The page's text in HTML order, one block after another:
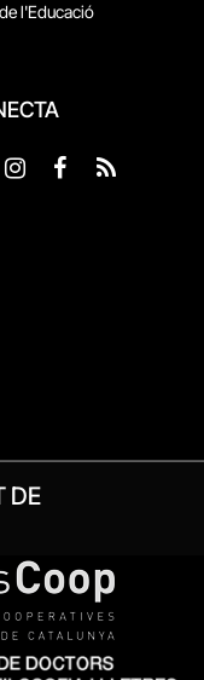
l'Educació
Instagram
Facebook
RSS
DE